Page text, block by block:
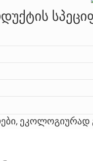
ეკოლოგიურად